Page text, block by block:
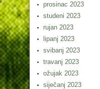
prosinac 2023
studeni 2023
rujan 2023
lipanj 2023
svibanj 2023
travanj 2023
ožujak 2023
siječanj 2023